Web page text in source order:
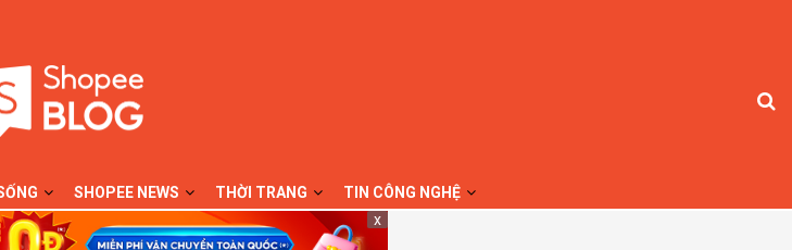
SHOPEE NEWS THỜI TRANG
TIN CÔNG NGHỆ
x